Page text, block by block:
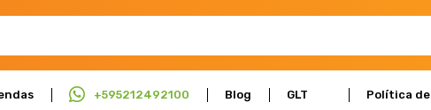
+595212492100 Blog GLT Política de